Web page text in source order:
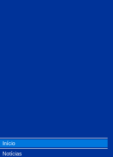
Início
Notícias